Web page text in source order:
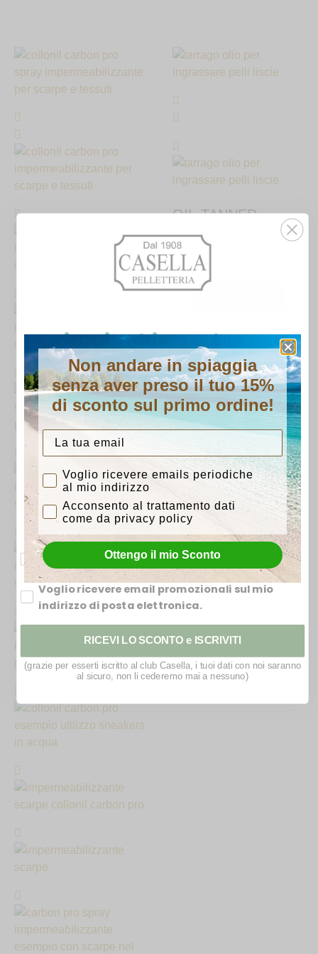
OIL-TANNED
CLEANER...
€ 6,90
Ricevi subito un buono
sconto del 15%
Con l'iscrizione riceverai anteprime su nuovi
arrivi e consigli dalla nostra bottega.
puoi dirci chi sei?
Uomo
Donna
Voglio ricevere lo sconto per email
Acconsento Al Trattamento Dei Miei Dati
Come Da Privacy Policy
Voglio ricevere email promozionali sul mio
indirizzo di posta elettronica.
RICEVI LO SCONTO e ISCRIVITI
(grazie per esserti iscritto al club Casella, i tuoi dati con noi saranno
al sicuro, non li cederemo mai a nessuno)
Non andare in spiaggia
senza aver preso il tuo 15%
di sconto sul primo ordine!
Consenso iscrizione
Voglio ricevere emails periodiche
al mio indirizzo
Acconsento al trattamento dati
come da privacy policy
Ottengo il mio Sconto